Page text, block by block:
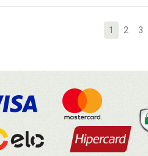
1 2 3